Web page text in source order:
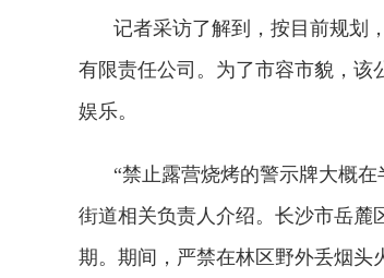
记者采访了解到，按目前规划
有限责任公司。为了市容市貌，该
娱乐。
“禁止露营烧烤的警示牌大概
街道相关负责人介绍。长沙市岳麓
期。期间，严禁在林区野外丢烟头